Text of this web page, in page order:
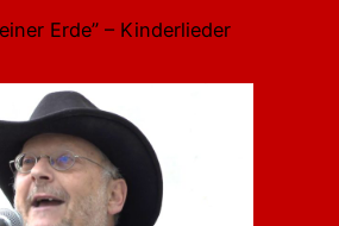
Erde” – Kinderlieder